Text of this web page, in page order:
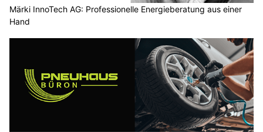
Märki InnoTech AG: Professionelle Energieberatung aus einer
Hand